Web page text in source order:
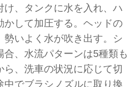
け、タンクに水を入れ、ハ
かして加圧する。ヘッドの
勢いよく水が吹き出す。シ
合、水流パターンは5種類も
ら、洗車の状況に応じて切
中でブラシノズルに取り換